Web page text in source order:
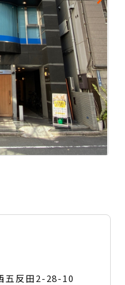
五反田2-28-10